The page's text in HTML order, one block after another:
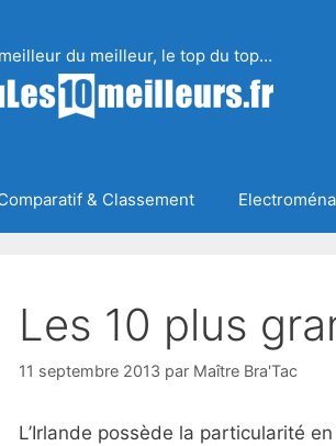
du meilleur, le top du top…
& Classement
Les 10 plus
11 septembre 2013 par Maître Bra'Tac
L’Irlande possède la particularité